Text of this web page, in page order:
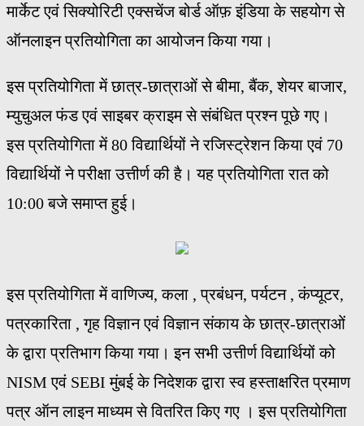
मार्केट एवं सिक्योरिटी एक्सचेंज बोर्ड ऑफ़ इंडिया के सहयोग से
ऑनलाइन प्रतियोगिता का आयोजन किया गया।
इस प्रतियोगिता में छात्र-छात्राओं से बीमा, बैंक, शेयर बाजार,
म्युचुअल फंड एवं साइबर क्राइम से संबंधित प्रश्न पूछे गए।
इस प्रतियोगिता में 80 विद्यार्थियों ने रजिस्ट्रेशन किया एवं 70
विद्यार्थियों ने परीक्षा उत्तीर्ण की है। यह प्रतियोगिता रात को
10:00 बजे समाप्त हुई।
इस प्रतियोगिता में वाणिज्य, कला , प्रबंधन, पर्यटन , कंप्यूटर,
पत्रकारिता , गृह विज्ञान एवं विज्ञान संकाय के छात्र-छात्राओं
के द्वारा प्रतिभाग किया गया। इन सभी उत्तीर्ण विद्यार्थियों को
NISM एवं SEBI मुंबई के निदेशक द्वारा स्व हस्ताक्षरित प्रमाण
पत्र ऑन लाइन माध्यम से वितरित किए गए । इस प्रतियोगिता